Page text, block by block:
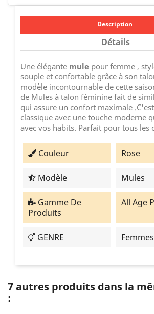
Description
Détails
Une élégante mule pour femme ,
souple et confortable grâce à son
modèle incontournable de cette
de Mules à talon féminine fait de
qui assure un confort maximale
classique avec une touche moderne
avec vos habits. Parfait pour tous les
Couleur Rose
Modèle Mules
Gamme De
Produits
All Age
GENRE Femmes
7 autres produits dans la
: